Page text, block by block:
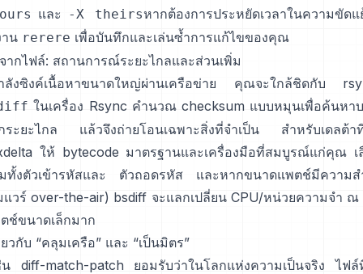
และ -X theirsหากต้องการประหยัดเวลาในความขัดแ
าน rerere เพื่อบันทึกและเล่นซ้ำการแก้ไขของคุณ
ากไฟล์: สถานการณ์ระยะไกลและส่วนเพิ่ม
งซิงค์เนื้อหาขนาดใหญ่ผ่านเครือข่าย คุณจะใกล้ชิดกับ
ในเครื่อง Rsync คำนวณ checksum แบบหมุนเพื่อค้นหา
ยะไกล แล้วจึงถ่ายโอนเฉพาะสิ่งที่จำเป็น สำหรับเดลต้าที่
ให้ bytecode มาตรฐานและเครื่องมือที่สมบูรณ์แก่คุณ เ
งตัวเข้ารหัสและ ตัวถอดรหัส และหากขนาดแพตช์มีความ
แวร์ over-the-air) bsdiff จะแลกเปลี่ยน CPU/หน่วยความจำ ณ
ช์ขนาดเล็กมาก
วกับ “คลุมเครือ” และ “เป็นมิตร”
น
diff-match-patch
ยอมรับว่าในโลกแห่งความเป็นจริง ไฟ